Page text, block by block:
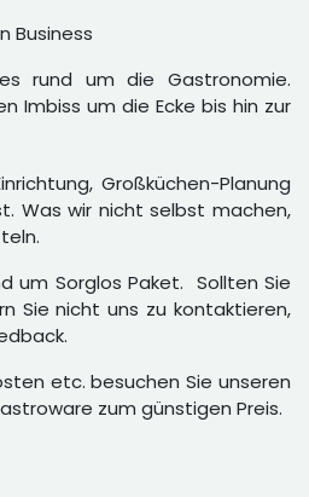
Business
rund um die Gastronomie.
Imbiss um die Ecke bis hin zur
Großküchen-Planung
Was wir nicht selbst machen,
um Sorglos Paket. Sollten Sie
Sie nicht uns zu kontaktieren,
etc. besuchen Sie unseren
zum günstigen Preis.